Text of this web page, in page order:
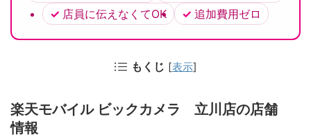
店員に伝えなくてOK
追加費用ゼロ
もくじ [表示]
楽天モバイル ビックカメラ 立川店の店舗
情報